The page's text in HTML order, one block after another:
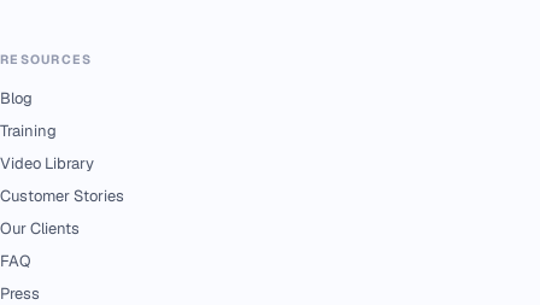
RESOURCES
Blog
Training
Video Library
Customer Stories
Our Clients
FAQ
Press